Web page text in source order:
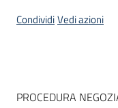
CondividiVedi azioni
Dati del bando
PROCEDURA